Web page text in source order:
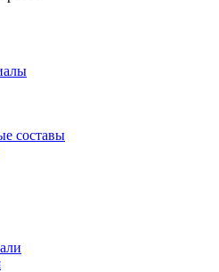
составы